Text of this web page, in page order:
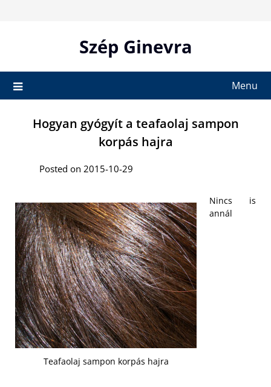
Szép Ginevra
Menu
Hogyan gyógyít a teafaolaj sampon
korpás hajra
Posted on 2015-10-29
Teafaolaj sampon korpás hajra
Nincs is
annál